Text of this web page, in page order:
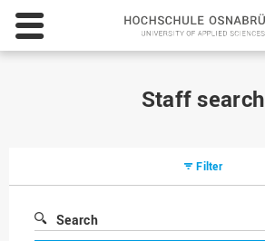
Staff search
Filter
Search